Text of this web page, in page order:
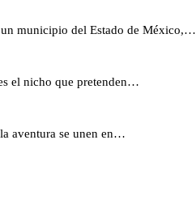
un municipio del Estado de México,…
el nicho que pretenden…
aventura se unen en…